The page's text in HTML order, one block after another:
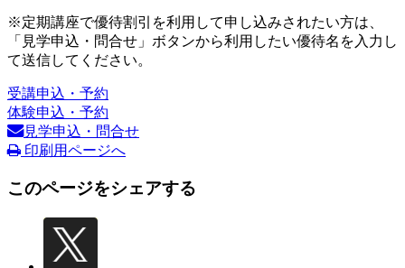
※定期講座で優待割引を利用して申し込みされたい方は、
「見学申込・問合せ」ボタンから利用したい優待名を入力し
て送信してください。
受講申込・予約
体験申込・予約
見学申込・問合せ
印刷用ページへ
このページをシェアする